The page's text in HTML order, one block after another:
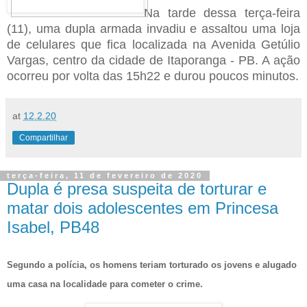
Na tarde dessa terça-feira
(11), uma dupla armada invadiu e assaltou uma loja
de celulares que fica localizada na Avenida Getúlio
Vargas, centro da cidade de Itaporanga - PB. A ação
ocorreu por volta das 15h22 e durou poucos minutos.
at 12.2.20
Compartilhar
terça-feira, 11 de fevereiro de 2020
Dupla é presa suspeita de torturar e
matar dois adolescentes em Princesa
Isabel, PB48
Segundo a polícia, os homens teriam torturado os jovens e alugado
uma casa na localidade para cometer o crime.